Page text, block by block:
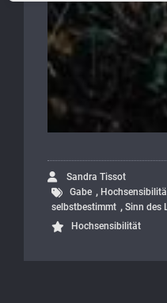
Sandra Tissot
Gabe ,
selbstbestimmt , Sinn des
Hochsensibilität